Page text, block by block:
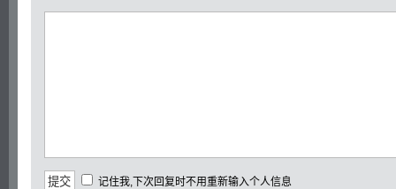
记住我,下次回复时不用重新输入个人信息